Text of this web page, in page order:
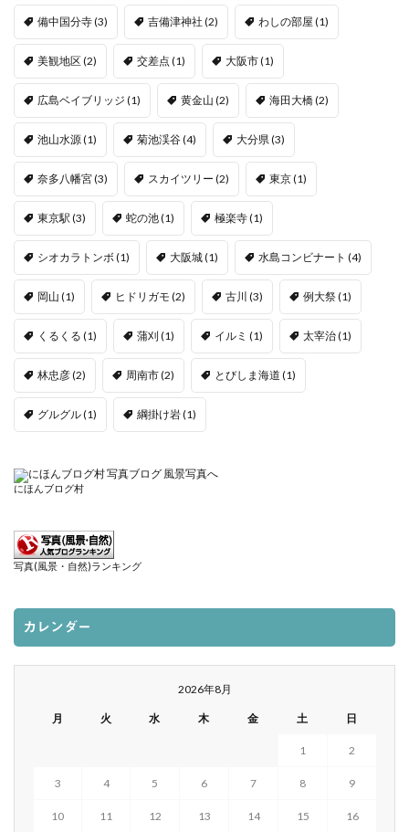
備中国分寺(3) 吉備津神社 (2) わしの部屋 (1)
美観地区(2) 交差点 (1) 大阪市(1)
広島ベイブリッジ (1) 黄金山 (2) 海田大橋(2)
池山水源(1) 菊池渓谷(4) 大分県 (3)
奈多八幡宮(3) スカイツリー (2) 東京(1)
東京駅 (3) 蛇の池(1) 極楽寺(1)
シオカラトンボ (1) 大阪城(1) 水島コンビナート (4)
岡山 (1) ヒドリガモ (2) 古川 (3) 例大祭(1)
くるくる (1) 蒲刈 (1) イルミ (1) 太宰治(1)
林忠彦(2) 周南市(2) とびしま海道 (1)
グルグル(1) 綱掛け岩(1)
にほんブログ村
写真(風景・自然)ランキング
カレンダー
2026年8月
月 火 水 木 金 土 日
1 2
3 4 5 6 7 8 9
10 11 12 13 14 15 16